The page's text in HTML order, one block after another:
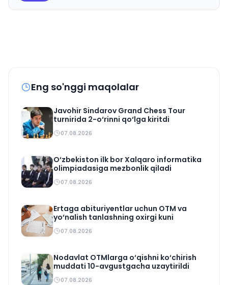
Eng so'nggi maqolalar
Javohir Sindarov Grand Chess Tour
turnirida 2-o‘rinni qo‘lga kiritdi
07.08.2026
O‘zbekiston ilk bor Xalqaro informatika
olimpiadasiga mezbonlik qiladi
07.08.2026
Ertaga abituriyentlar uchun OTM va
yo‘nalish tanlashning oxirgi kuni
07.08.2026
Nodavlat OTMlarga o‘qishni ko‘chirish
muddati 10-avgustgacha uzaytirildi
07.08.2026